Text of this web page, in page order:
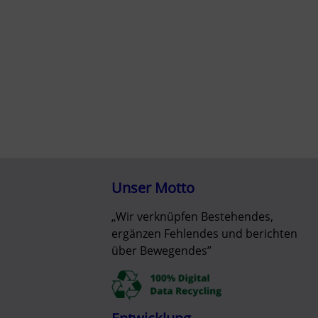
Unser Motto
„Wir verknüpfen Bestehendes,
ergänzen Fehlendes und berichten
über Bewegendes”